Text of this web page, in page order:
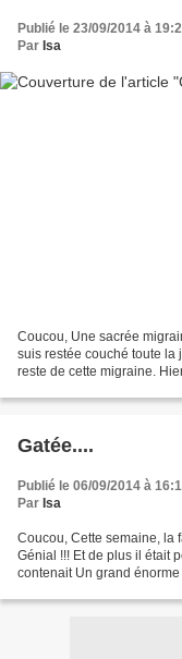
Publié le 23/09/2014 à
Par Isa
Coucou, Une sacrée
suis restée couché toute la
reste de cette migraine.
Gatée....
Publié le 06/09/2014 à
Par Isa
Coucou, Cette semaine, la
Génial !!! Et de plus il était
contenait Un grand